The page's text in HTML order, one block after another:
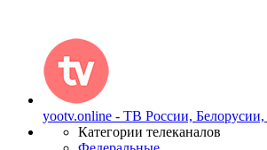
yootv.online - ТВ России,
Категории телеканалов